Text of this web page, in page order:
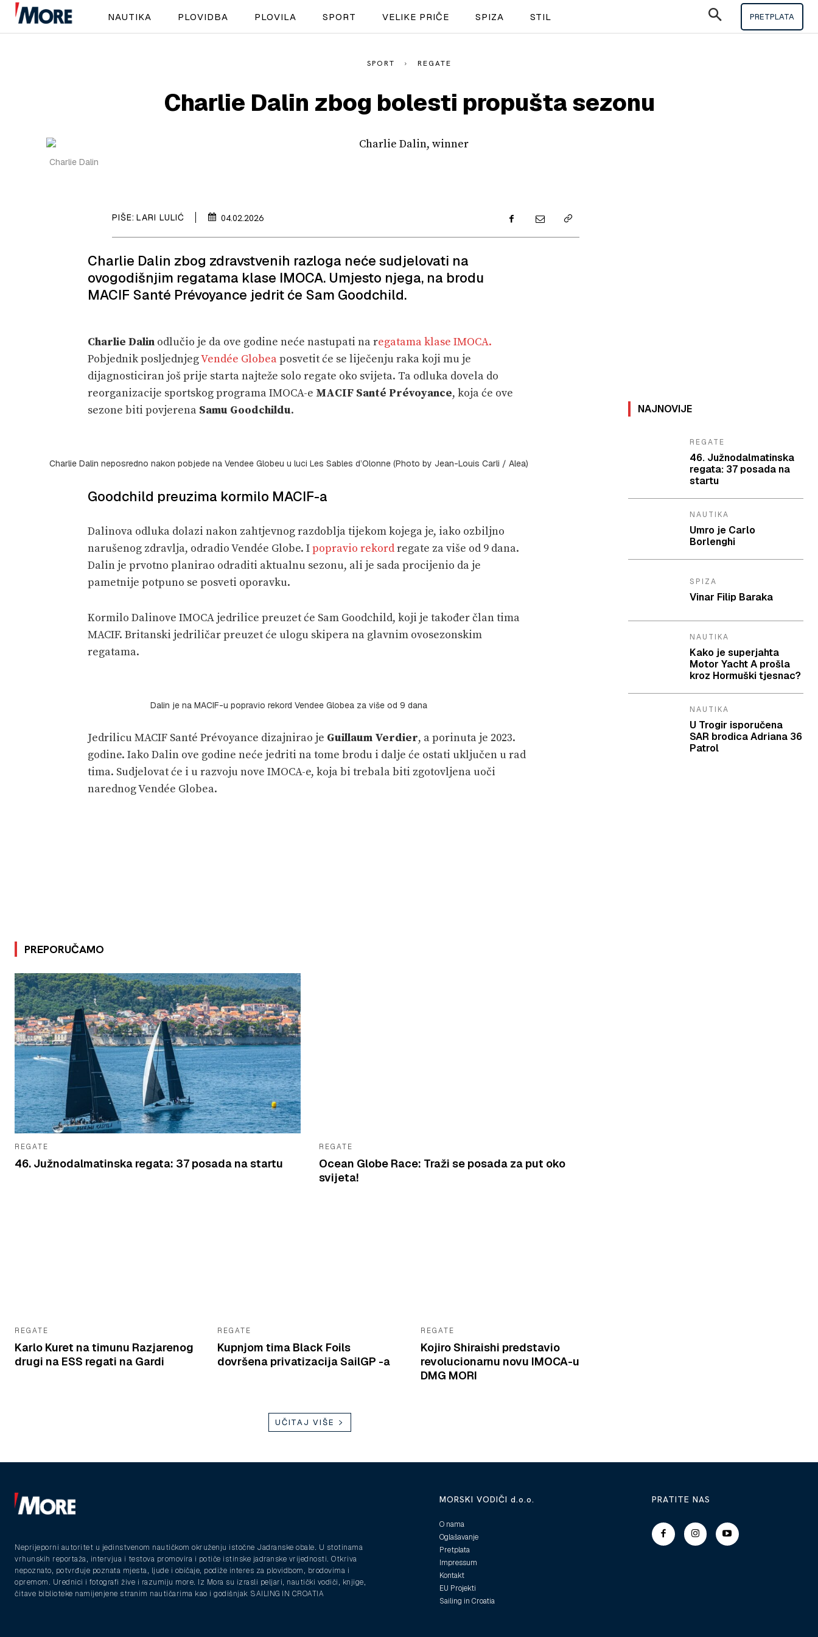
SPORT
PLOVILA
VELIKE PRIČE
PRETPLATA
SHOP
NAUTIKA PLOVIDBA PLOVILA SPORT VELIKE PRIČE SPIZA STIL PRETPLATA
SPORT REGATE
Charlie Dalin zbog bolesti propušta sezonu
Charlie Dalin
PIŠE: LARI LULIĆ 04.02.2026
Charlie Dalin zbog zdravstvenih razloga neće sudjelovati na
ovogodišnjim regatama klase IMOCA. Umjesto njega, na brodu
MACIF Santé Prévoyance jedrit će Sam Goodchild.
Charlie Dalin odlučio je da ove godine neće nastupati na regatama klase IMOCA.
Pobjednik posljednjegVendée Globeaposvetit će se liječenju raka koji mu je
dijagnosticiran još prije starta najteže solo regate oko svijeta. Ta odluka dovela do
reorganizacije sportskog programa IMOCA-e MACIF Santé Prévoyance, koja će ove
sezone biti povjerena Samu Goodchildu.
Charlie Dalin neposredno nakon pobjede na Vendee Globeu u luci Les Sables d’Olonne (Photo by Jean-Louis Carli / Alea)
Goodchild preuzima kormilo MACIF-a
Dalinova odluka dolazi nakon zahtjevnog razdoblja tijekom kojega je, iako ozbiljno
narušenog zdravlja, odradio Vendée Globe. Ipopravio rekordregate za više od 9 dana.
Dalin je prvotno planirao odraditi aktualnu sezonu, ali je sada procijenio da je
pametnije potpuno se posveti oporavku.
Kormilo Dalinove IMOCA jedrilice preuzet će Sam Goodchild, koji je također član tima
MACIF. Britanski jedriličar preuzet će ulogu skipera na glavnim ovosezonskim
regatama.
Dalin je na MACIF-u popravio rekord Vendee Globea za više od 9 dana
Jedrilicu MACIF Santé Prévoyance dizajnirao je Guillaum Verdier, a porinuta je 2023.
godine. Iako Dalin ove godine neće jedriti na tome brodu i dalje će ostati uključen u rad
tima. Sudjelovat će i u razvoju nove IMOCA-e, koja bi trebala biti zgotovljena uoči
narednog Vendée Globea.
PREPORUČAMO
REGATE
46. Južnodalmatinska regata: 37 posada na startu
REGATE
Ocean Globe Race: Traži se posada za put oko
svijeta!
REGATE
Karlo Kuret na timunu Razjarenog
drugi na ESS regati na Gardi
REGATE
Kupnjom tima Black Foils
dovršena privatizacija SailGP -a
REGATE
Kojiro Shiraishi predstavio
revolucionarnu novu IMOCA-u
DMG MORI
UČITAJ VIŠE
NAJNOVIJE
REGATE
46. Južnodalmatinska
regata: 37 posada na
startu
NAUTIKA
Umro je Carlo
Borlenghi
SPIZA
Vinar Filip Baraka
NAUTIKA
Kako je superjahta
Motor Yacht A prošla
kroz Hormuški tjesnac?
NAUTIKA
U Trogir isporučena
SAR brodica Adriana 36
Patrol
Neprijeporni autoritet u jedinstvenom nautičkom okruženju istočne Jadranske obale. U stotinama
vrhunskih reportaža, intervjua i testova promovira i potiče istinske jadranske vrijednosti. Otkriva
nepoznato, potvrđuje poznata mjesta, ljude i običaje, podiže interes za plovidbom, brodovima i
opremom. Urednici i fotografi žive i razumiju more. Iz Mora su izrasli peljari, nautički vodiči, knjige,
čitave biblioteke namijenjene stranim nautičarima kao i godišnjak SAILING IN CROATIA
MORSKI VODIČI d.o.o.
O nama
Oglašavanje
Pretplata
Impressum
Kontakt
EU Projekti
Sailing in Croatia
PRATITE NAS